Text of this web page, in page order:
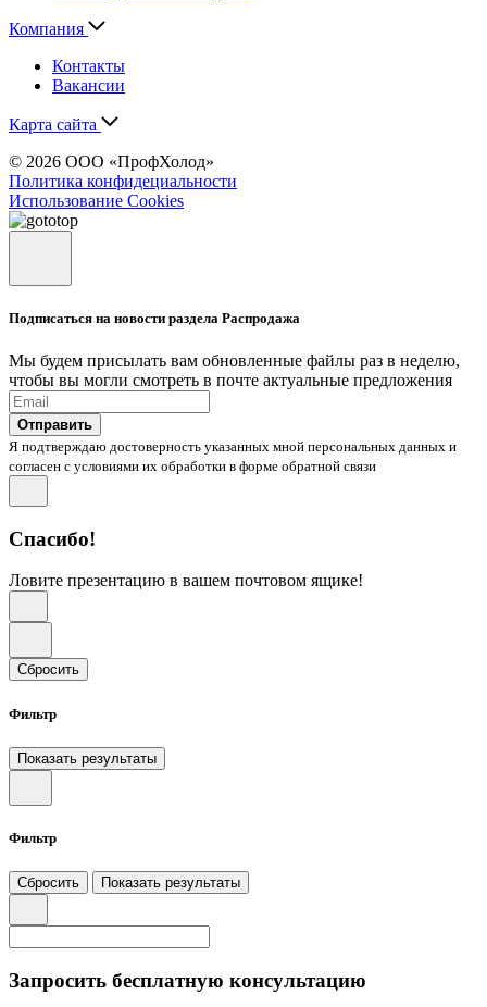
Компания
Контакты
Вакансии
Карта сайта
© 2026 ООО «ПрофХолод»
Политика конфидециальности
Использование Cookies
Подписаться на новости раздела Распродажа
Мы будем присылать вам обновленные файлы раз в неделю,
чтобы вы могли смотреть в почте актуальные предложения
Отправить
Я подтверждаю достоверность указанных мной персональных данных и
согласен с условиями их обработки в форме обратной связи
Спасибо!
Ловите презентацию в вашем почтовом ящике!
Сбросить
Фильтр
Показать результаты
Фильтр
Сбросить Показать результаты
Запросить бесплатную консультацию